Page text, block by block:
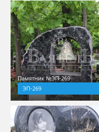
Памятник №ЭП-269
ЭП-269